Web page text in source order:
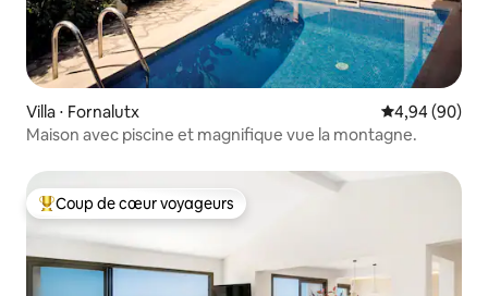
Villa ⋅ Fornalutx Évaluation
4,94 (90)
Maison avec piscine et magnifique vue la montagne.
Coups de cœur voyageurs les plus appréciés
Coup de cœur voyageurs